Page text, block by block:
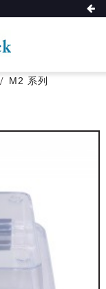
M2 系列